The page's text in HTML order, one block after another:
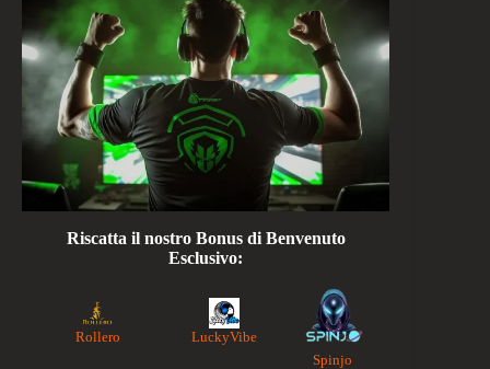
Riscatta il nostro Bonus di Benvenuto
Esclusivo:
Rollero
LuckyVibe
Spinjo